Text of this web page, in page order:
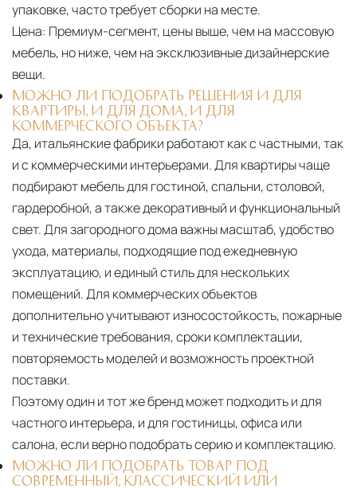
упаковке, часто требует сборки на месте.
Цена: Премиум-сегмент, цены выше, чем на массовую
мебель, но ниже, чем на эксклюзивные дизайнерские
вещи.
МОЖНО ЛИ ПОДОБРАТЬ РЕШЕНИЯ И ДЛЯ
КВАРТИРЫ, И ДЛЯ ДОМА, И ДЛЯ
КОММЕРЧЕСКОГО ОБЪЕКТА?
Да, итальянские фабрики работают как с частными, так
и с коммерческими интерьерами. Для квартиры чаще
подбирают мебель для гостиной, спальни, столовой,
гардеробной, а также декоративный и функциональный
свет. Для загородного дома важны масштаб, удобство
ухода, материалы, подходящие под ежедневную
эксплуатацию, и единый стиль для нескольких
помещений. Для коммерческих объектов
дополнительно учитывают износостойкость, пожарные
и технические требования, сроки комплектации,
повторяемость моделей и возможность проектной
поставки.
Поэтому один и тот же бренд может подходить и для
частного интерьера, и для гостиницы, офиса или
салона, если верно подобрать серию и комплектацию.
МОЖНО ЛИ ПОДОБРАТЬ ТОВАР ПОД
СОВРЕМЕННЫЙ, КЛАССИЧЕСКИЙ ИЛИ